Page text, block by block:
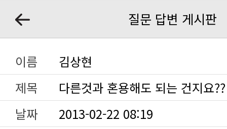
질문 답변 게시판
이름
김상현
제목
다른것과 혼용해도 되는 건지요??
날짜
2013-02-22 08:19